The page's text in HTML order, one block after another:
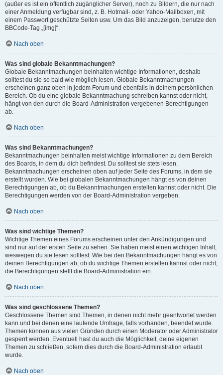
(außer es ist ein öffentlich zugänglicher Server), noch zu Bildern, die nur nach
einer Anmeldung verfügbar sind, z. B. Hotmail- oder Yahoo-Mailboxen, mit
einem Passwort geschützte Seiten usw. Um das Bild anzuzeigen, benutze den
BBCode-Tag „[img]“.
Nach oben
Was sind globale Bekanntmachungen?
Globale Bekanntmachungen beinhalten wichtige Informationen, deshalb
solltest du sie so bald wie möglich lesen. Globale Bekanntmachungen
erscheinen ganz oben in jedem Forum und ebenfalls in deinem persönlichen
Bereich. Ob du eine globale Bekanntmachung schreiben kannst oder nicht,
hängt von den durch die Board-Administration vergebenen Berechtigungen
ab.
Nach oben
Was sind Bekanntmachungen?
Bekanntmachungen beinhalten meist wichtige Informationen zu dem Bereich
des Boards, in dem du dich befindest. Du solltest sie stets lesen.
Bekanntmachungen erscheinen oben auf jeder Seite des Forums, in dem sie
erstellt wurden. Wie bei globalen Bekanntmachungen hängt es von deinen
Berechtigungen ab, ob du Bekanntmachungen erstellen kannst oder nicht. Die
Berechtigungen werden von der Board-Administration vergeben.
Nach oben
Was sind wichtige Themen?
Wichtige Themen eines Forums erscheinen unter den Ankündigungen und
sind nur auf der ersten Seite zu sehen. Sie haben meist einen wichtigen Inhalt,
weswegen du sie lesen solltest. Wie bei den Bekanntmachungen hängt es von
deinen Berechtigungen ab, ob du wichtige Themen erstellen kannst oder nicht;
die Berechtigungen stellt die Board-Administration ein.
Nach oben
Was sind geschlossene Themen?
Geschlossene Themen sind Themen, in denen nicht mehr geantwortet werden
kann und bei denen eine laufende Umfrage, falls vorhanden, beendet wurde.
Themen können aus vielen Gründen durch einen Moderator oder Administrator
gesperrt werden. Eventuell hast du auch die Möglichkeit, deine eigenen
Themen zu schließen, sofern dies durch die Board-Administration erlaubt
wurde.
Nach oben